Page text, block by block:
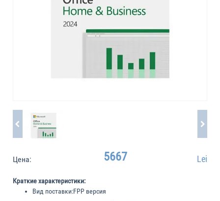
Цена: 5667 Lei
Краткие характеристики:
Вид поставки:FPP версия